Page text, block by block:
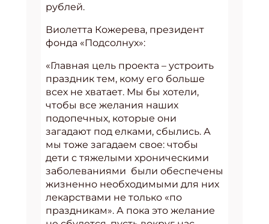
рублей.
Виолетта Кожерева, президент
фонда «Подсолнух»:
«Главная цель проекта – устроить
праздник тем, кому его больше
всех не хватает. Мы бы хотели,
чтобы все желания наших
подопечных, которые они
загадают под елками, сбылись. А
мы тоже загадаем свое: чтобы
дети с тяжелыми хроническими
заболеваниями были обеспечены
жизненно необходимыми для них
лекарствами не только «по
праздникам». А пока это желание